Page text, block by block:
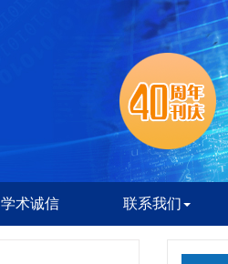
学术诚信 联系我们